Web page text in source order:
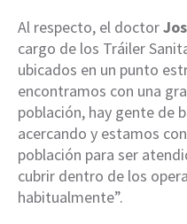
Al respecto, el doctor
cargo de los Tráiler
ubicados en un punto
encontramos con una
población, hay gente de
acercando y estamos
población para ser
cubrir dentro de los
habitualmente”.